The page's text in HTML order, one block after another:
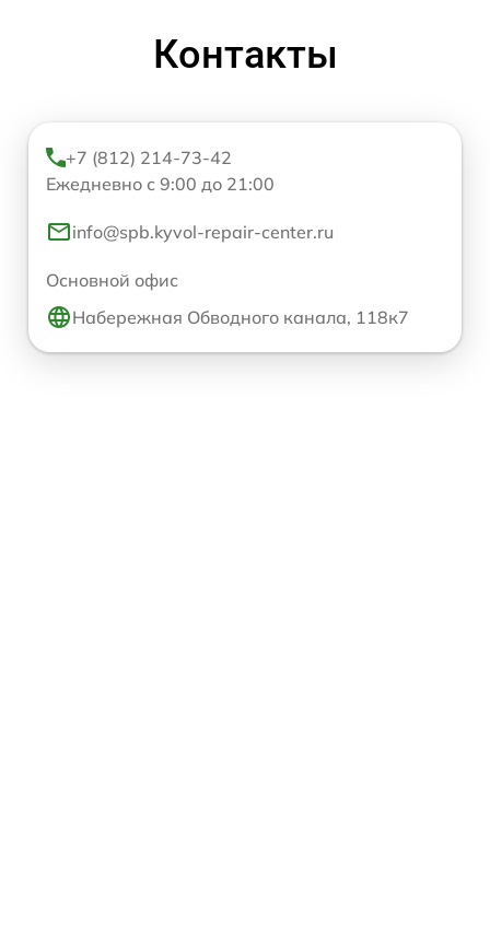
Контакты
+7 (812) 214-73-42
Ежедневно с 9:00 до 21:00
info@spb.kyvol-repair-center.ru
Основной офис
Набережная Обводного канала, 118к7